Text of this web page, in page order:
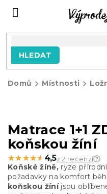
HLEDAT
Domů Místnosti
Matrace 1+1
koňskou žíní
★★★★★
★★★★★ 4,5z 2 recenzí
Koňské žíně, ryze
požadavky na komfort
koňskou žíníjsou